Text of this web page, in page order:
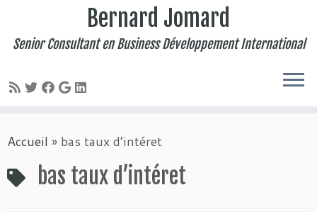
au
contenu
Bernard Jomard
Senior Consultant en Business Développement International
Accueil » bas taux d’intéret
bas taux d’intéret